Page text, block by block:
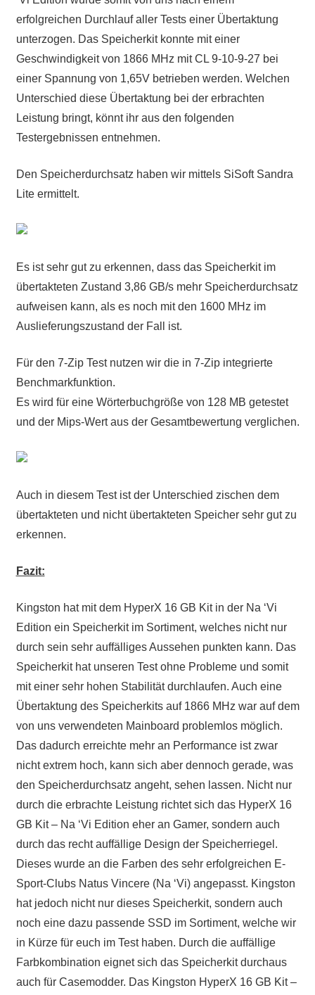
erfolgreichen Durchlauf aller Tests einer Übertaktung
unterzogen. Das Speicherkit konnte mit einer
Geschwindigkeit von 1866 MHz mit CL 9-10-9-27 bei
einer Spannung von 1,65V betrieben werden. Welchen
Unterschied diese Übertaktung bei der erbrachten
Leistung bringt, könnt ihr aus den folgenden
Testergebnissen entnehmen.
Den Speicherdurchsatz haben wir mittels SiSoft Sandra
Lite ermittelt.
Es ist sehr gut zu erkennen, dass das Speicherkit im
übertakteten Zustand 3,86 GB/s mehr Speicherdurchsatz
aufweisen kann, als es noch mit den 1600 MHz im
Auslieferungszustand der Fall ist.
Für den 7-Zip Test nutzen wir die in 7-Zip integrierte
Benchmarkfunktion.
Es wird für eine Wörterbuchgröße von 128 MB getestet
und der Mips-Wert aus der Gesamtbewertung verglichen.
Auch in diesem Test ist der Unterschied zischen dem
übertakteten und nicht übertakteten Speicher sehr gut zu
erkennen.
Fazit:
Kingston hat mit dem HyperX 16 GB Kit in der Na ‘Vi
Edition ein Speicherkit im Sortiment, welches nicht nur
durch sein sehr auffälliges Aussehen punkten kann. Das
Speicherkit hat unseren Test ohne Probleme und somit
mit einer sehr hohen Stabilität durchlaufen. Auch eine
Übertaktung des Speicherkits auf 1866 MHz war auf dem
von uns verwendeten Mainboard problemlos möglich.
Das dadurch erreichte mehr an Performance ist zwar
nicht extrem hoch, kann sich aber dennoch gerade, was
den Speicherdurchsatz angeht, sehen lassen. Nicht nur
durch die erbrachte Leistung richtet sich das HyperX 16
GB Kit – Na ‘Vi Edition eher an Gamer, sondern auch
durch das recht auffällige Design der Speicherriegel.
Dieses wurde an die Farben des sehr erfolgreichen E-
Sport-Clubs Natus Vincere (Na ‘Vi) angepasst. Kingston
hat jedoch nicht nur dieses Speicherkit, sondern auch
noch eine dazu passende SSD im Sortiment, welche wir
in Kürze für euch im Test haben. Durch die auffällige
Farbkombination eignet sich das Speicherkit durchaus
auch für Casemodder. Das Kingston HyperX 16 GB Kit –